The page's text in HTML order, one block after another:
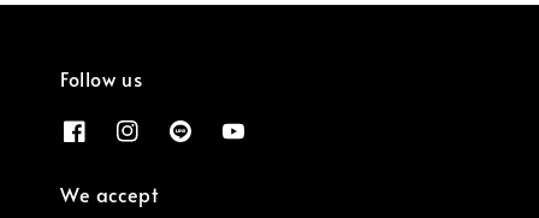
Follow us
We accept